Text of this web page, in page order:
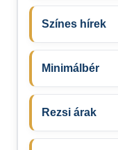
Színes hírek
Minimálbér
Rezsi árak